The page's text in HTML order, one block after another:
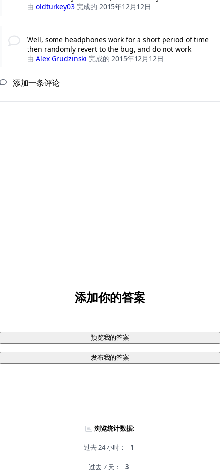
由 oldturkey03 完成的 2015年12月12日
Well, some headphones work for a short period of time
then randomly revert to the bug, and do not work
由 Alex Grudzinski 完成的 2015年12月12日
添加一条评论
添加你的答案
预览我的答案
发布我的答案
浏览统计数据:
过去 24 小时： 1
过去 7 天： 3